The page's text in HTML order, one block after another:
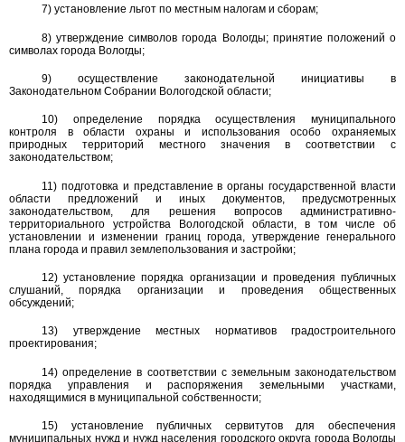
7) установление льгот по местным налогам и сборам;
8) утверждение символов города Вологды; принятие положений о
символах города Вологды;
9) осуществление законодательной инициативы в
Законодательном Собрании Вологодской области;
10) определение порядка осуществления муниципального
контроля в области охраны и использования особо охраняемых
природных территорий местного значения в соответствии с
законодательством;
11) подготовка и представление в органы государственной власти
области предложений и иных документов, предусмотренных
законодательством, для решения вопросов административно-
территориального устройства Вологодской области, в том числе об
установлении и изменении границ города, утверждение генерального
плана города и правил землепользования и застройки;
12) установление порядка организации и проведения публичных
слушаний, порядка организации и проведения общественных
обсуждений;
13) утверждение местных нормативов градостроительного
проектирования;
14) определение в соответствии с земельным законодательством
порядка управления и распоряжения земельными участками,
находящимися в муниципальной собственности;
15) установление публичных сервитутов для обеспечения
муниципальных нужд и нужд населения городского округа города Вологды